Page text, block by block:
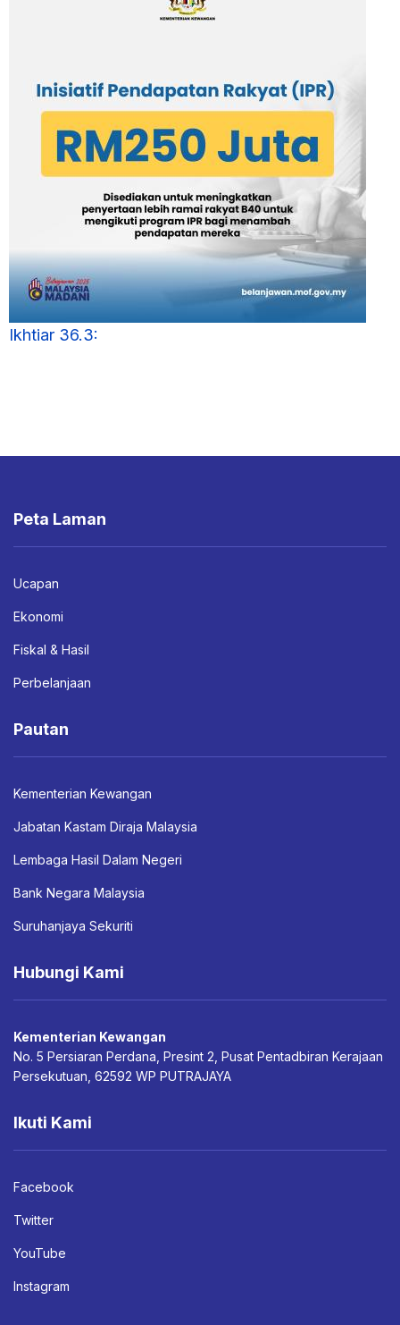
Ikhtiar 36.3:
Peta Laman
Ucapan
Ekonomi
Fiskal & Hasil
Perbelanjaan
Pautan
Kementerian Kewangan
Jabatan Kastam Diraja Malaysia
Lembaga Hasil Dalam Negeri
Bank Negara Malaysia
Suruhanjaya Sekuriti
Hubungi Kami
Kementerian Kewangan
No. 5 Persiaran Perdana, Presint 2, Pusat Pentadbiran Kerajaan
Persekutuan, 62592 WP PUTRAJAYA
Ikuti Kami
Facebook
Twitter
YouTube
Instagram